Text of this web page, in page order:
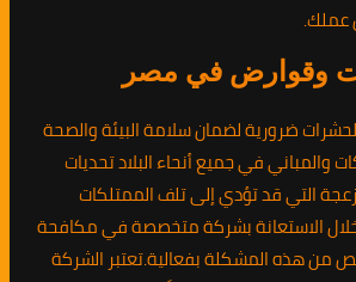
عملك.
وقوارض في مصر
ضرورية لضمان سلامة البيئة والصحة
والمباني في جميع أنحاء البلاد تحديات
التي قد تؤدي إلى تلف الممتلكات
خلال الاستعانة بشركة متخصصة في مكافحة
من هذه المشكلة بفعالية.تعتبر الشركة